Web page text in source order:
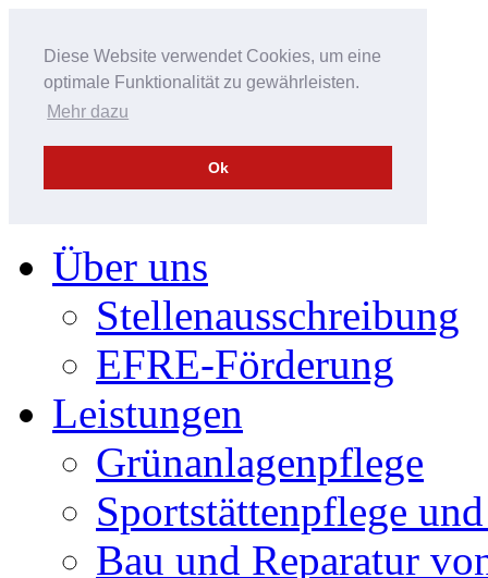
Diese Website verwendet Cookies, um eine
optimale Funktionalität zu gewährleisten.
Mehr dazu
Ok
Über uns
Stellenausschreibung
EFRE-Förderung
Leistungen
Grünanlagenpflege
Sportstättenpflege
Bau und Reparatur